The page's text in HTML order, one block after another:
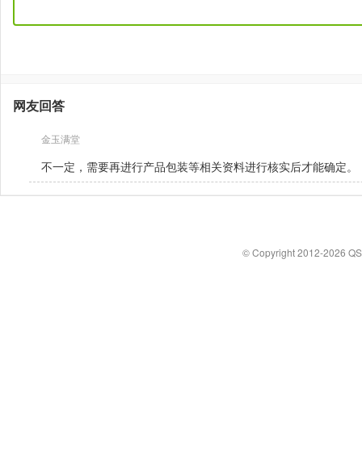
网友回答
金玉满堂
不一定，需要再进行产品包装等相关资料进行核实后才能确定。
© Copyright 2012-2026